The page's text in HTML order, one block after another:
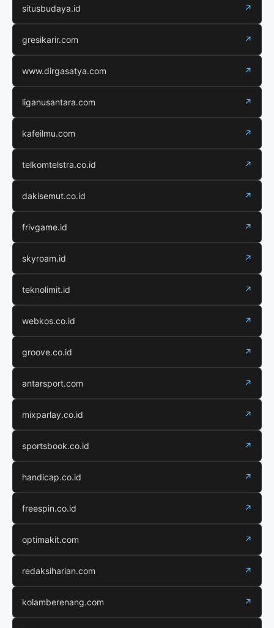
situsbudaya.id ↗
gresikarir.com ↗
www.dirgasatya.com ↗
liganusantara.com ↗
kafeilmu.com ↗
telkomtelstra.co.id ↗
dakisemut.co.id ↗
frivgame.id ↗
skyroam.id ↗
teknolimit.id ↗
webkos.co.id ↗
groove.co.id ↗
antarsport.com ↗
mixparlay.co.id ↗
sportsbook.co.id ↗
handicap.co.id ↗
freespin.co.id ↗
optimakit.com ↗
redaksiharian.com ↗
kolamberenang.com ↗